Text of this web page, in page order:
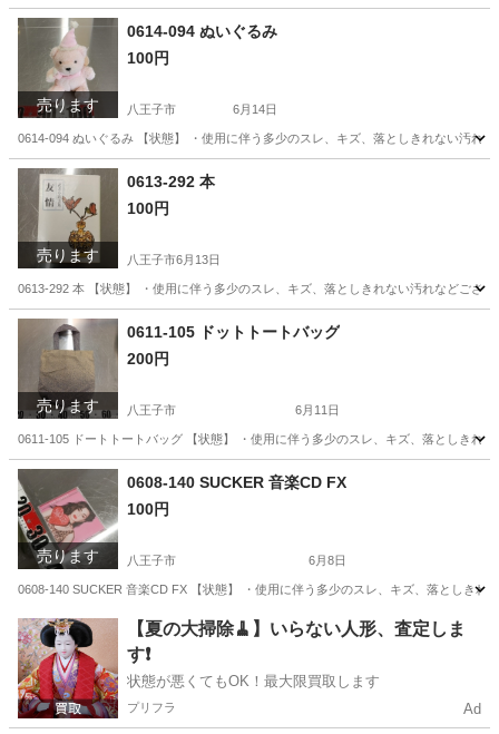
売ります
0614-094 ぬいぐるみ
100円
八王子市 6月14日
0614-094 ぬいぐるみ 【状態】 ・使用に伴う多少のスレ、キズ、落としきれない汚
東京 八王子市
売ります
0613-292 本
100円
八王子市6月13日
0613-292 本 【状態】 ・使用に伴う多少のスレ、キズ、落としきれない汚れなどご
東京 八王子市 現地
売ります
0611-105 ドットトートバッグ
200円
八王子市 6月11日
0611-105 ドートトートバッグ 【状態】 ・使用に伴う多少のスレ、キズ、落としき
東京 八王子市
売ります
0608-140 SUCKER 音楽CD FX
100円
八王子市 6月8日
0608-140 SUCKER 音楽CD FX 【状態】 ・使用に伴う多少のスレ、キズ、落としき
東京 八王子市 CD 音楽CD
【夏の大掃除🧹】いらない人形、査定しま
す❗️
状態が悪くてもOK！最大限買取します
プリフラ Ad